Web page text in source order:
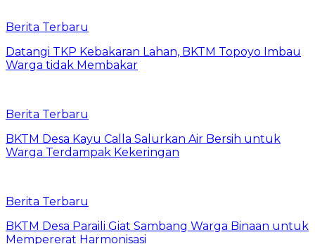
Berita Terbaru
Datangi TKP Kebakaran Lahan, BKTM Topoyo Imbau
Warga tidak Membakar
Berita Terbaru
BKTM Desa Kayu Calla Salurkan Air Bersih untuk
Warga Terdampak Kekeringan
Berita Terbaru
BKTM Desa Paraili Giat Sambang Warga Binaan untuk
Mempererat Harmonisasi